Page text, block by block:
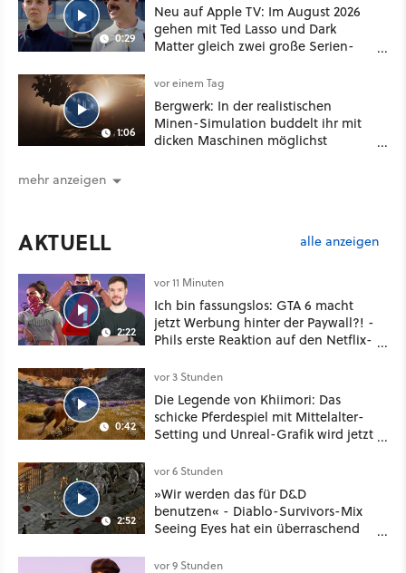
0:29
Neu auf Apple TV: Im August 2026
gehen mit Ted Lasso und Dark
Matter gleich zwei große Serien-
1:06
vor einem Tag
Bergwerk: In der realistischen
Minen-Simulation buddelt ihr mit
dicken Maschinen möglichst
mehr anzeigen
AKTUELL alle anzeigen
2:22
vor 11 Minuten
Ich bin fassungslos: GTA 6 macht
jetzt Werbung hinter der Paywall?! -
Phils erste Reaktion auf den Netflix-
0:42
vor 3 Stunden
Die Legende von Khiimori: Das
schicke Pferdespiel mit Mittelalter-
Setting und Unreal-Grafik wird jetzt
2:52
vor 6 Stunden
»Wir werden das für D&D
benutzen« - Diablo-Survivors-Mix
Seeing Eyes hat ein überraschend
vor 9 Stunden